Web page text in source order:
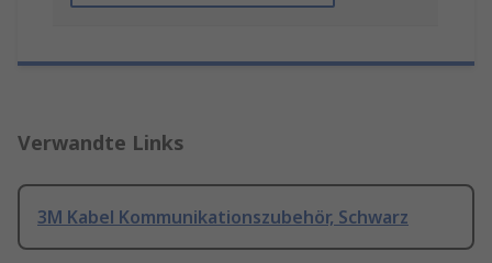
Verwandte Links
3M Kabel Kommunikationszubehör, Schwarz